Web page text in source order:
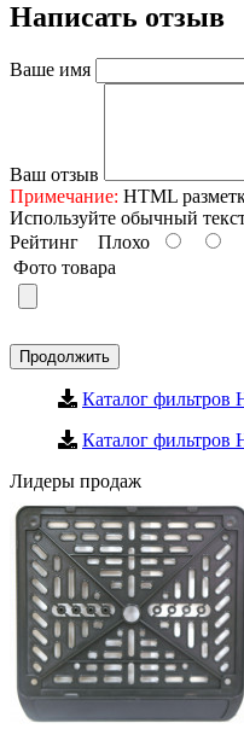
Написать отзыв
Ваше имя
Ваш отзыв
Примечание: HTML
Используйте обычный
Рейтинг Плохо
Фото товара
Продолжить
Каталог фильтров
Каталог фильтров
Лидеры продаж